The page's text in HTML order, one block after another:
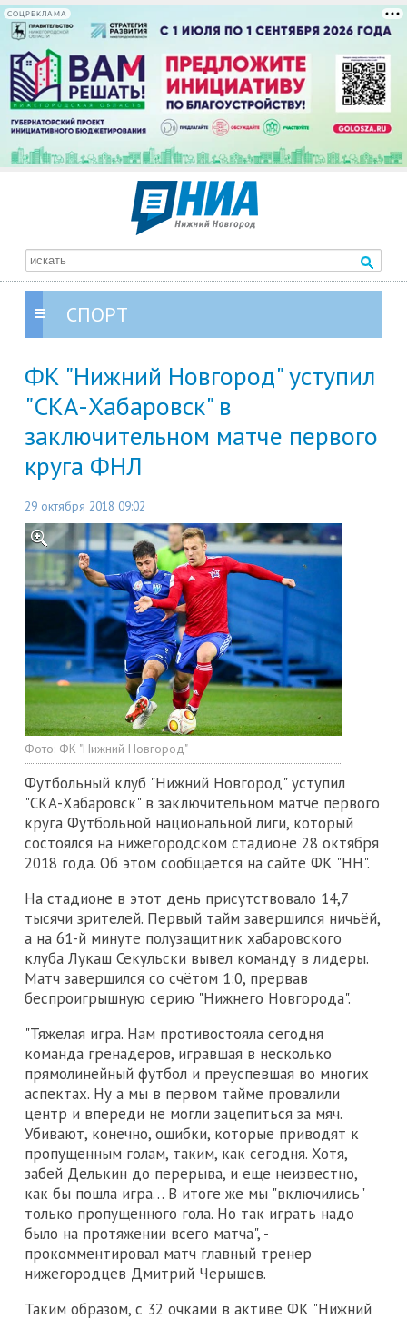
СОЦРЕКЛАМА
СПОРТ
ФК "Нижний Новгород" уступил
"СКА-Хабаровск" в
заключительном матче первого
круга ФНЛ
29 октября 2018 09:02
Фото: ФК "Нижний Новгород"
Футбольный клуб "Нижний Новгород" уступил
"СКА-Хабаровск" в заключительном матче первого
круга Футбольной национальной лиги, который
состоялся на нижегородском стадионе 28 октября
2018 года. Об этом сообщается на сайте ФК "НН".
На стадионе в этот день присутствовало 14,7
тысячи зрителей. Первый тайм завершился ничьёй,
а на 61-й минуте полузащитник хабаровского
клуба Лукаш Секульски вывел команду в лидеры.
Матч завершился со счётом 1:0, прервав
беспроигрышную серию "Нижнего Новгорода".
"Тяжелая игра. Нам противостояла сегодня
команда гренадеров, игравшая в несколько
прямолинейный футбол и преуспевшая во многих
аспектах. Ну а мы в первом тайме провалили
центр и впереди не могли зацепиться за мяч.
Убивают, конечно, ошибки, которые приводят к
пропущенным голам, таким, как сегодня. Хотя,
забей Делькин до перерыва, и еще неизвестно,
как бы пошла игра… В итоге же мы "включились"
только пропущенного гола. Но так играть надо
было на протяжении всего матча", -
прокомментировал матч главный тренер
нижегородцев Дмитрий Черышев.
Таким образом, с 32 очками в активе ФК "Нижний